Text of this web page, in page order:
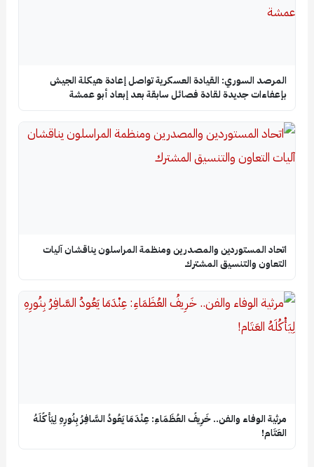
المرصد السوري: القيادة العسكرية تواصل إعادة هيكلة الجيش
بإعفاءات جديدة لقادة فصائل سابقة بعد إبعاد أبو عمشة
اتحاد المستوردين والمصدرين ومنظمة المراسلون يناقشان آليات
التعاون والتنسيق المشترك
​مرثية الوفاء والفن.. خَرِيفُ العُظَمَاءِ: عِنْدَمَا يَعُودُ السَّافِرُ بِنُورِهِ لِيَأْكُلَهُ
العَتَام!